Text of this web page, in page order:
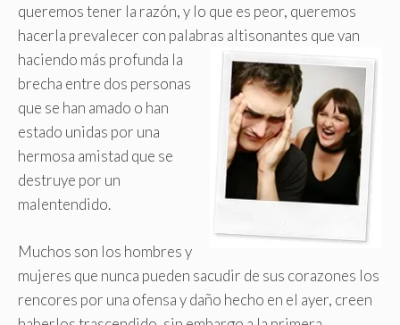
queremos tener la razón, y lo que es peor, queremos
hacerla prevalecer con palabras altisonantes que van
haciendo más profunda la
brecha entre dos personas
que se han amado o han
estado unidas por una
hermosa amistad que se
destruye por un
malentendido.
Muchos son los hombres y
mujeres que nunca pueden sacudir de sus corazones los
rencores por una ofensa y daño hecho en el ayer, creen